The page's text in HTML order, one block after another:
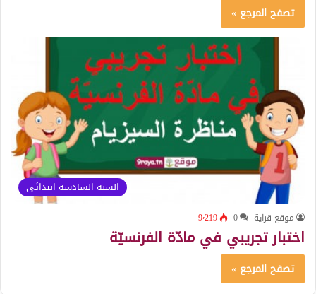
تصفح المرجع »
السنة السادسة ابتدائي
موقع قراية 0 9٬219
اختبار تجريبي في مادّة الفرنسيّة
تصفح المرجع »